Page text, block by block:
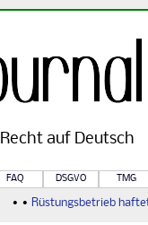
Rechtauf Deutsch
FAQ DSGVO TMG
• • Rüstungsbetrieb haftet